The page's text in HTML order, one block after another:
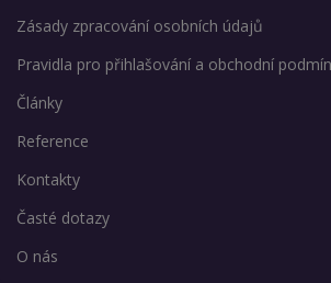
Zásady zpracování osobních údajů
Pravidla pro přihlašování a obchodní
Články
Reference
Kontakty
Časté dotazy
O nás